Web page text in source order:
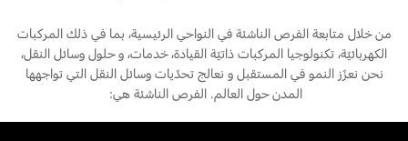
من خلال متابعة الفرص الناشئة في النواحي الرئيسية، بما في ذلك المركبات
الكهربائيّة، تكنولوجيا المركبات ذاتيّة القيادة، خدمات، و حلول وسائل النقل،
نحن نعزّز النمو في المستقبل و نعالج تحدّيات وسائل النقل التي تواجهها
المدن حول العالم. الفرص الناشئة هي: